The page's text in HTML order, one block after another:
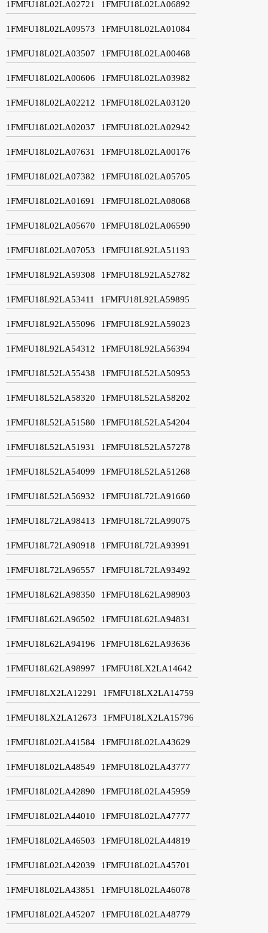
1FMFU18L02LA02721 1FMFU18L02LA06892
1FMFU18L02LA09573 1FMFU18L02LA01084
1FMFU18L02LA03507 1FMFU18L02LA00468
1FMFU18L02LA00606 1FMFU18L02LA03982
1FMFU18L02LA02212 1FMFU18L02LA03120
1FMFU18L02LA02037 1FMFU18L02LA02942
1FMFU18L02LA07631 1FMFU18L02LA00176
1FMFU18L02LA07382 1FMFU18L02LA05705
1FMFU18L02LA01691 1FMFU18L02LA08068
1FMFU18L02LA05670 1FMFU18L02LA06590
1FMFU18L02LA07053 1FMFU18L92LA51193
1FMFU18L92LA59308 1FMFU18L92LA52782
1FMFU18L92LA53411 1FMFU18L92LA59895
1FMFU18L92LA55096 1FMFU18L92LA59023
1FMFU18L92LA54312 1FMFU18L92LA56394
1FMFU18L52LA55438 1FMFU18L52LA50953
1FMFU18L52LA58320 1FMFU18L52LA58202
1FMFU18L52LA51580 1FMFU18L52LA54204
1FMFU18L52LA51931 1FMFU18L52LA57278
1FMFU18L52LA54099 1FMFU18L52LA51268
1FMFU18L52LA56932 1FMFU18L72LA91660
1FMFU18L72LA98413 1FMFU18L72LA99075
1FMFU18L72LA90918 1FMFU18L72LA93991
1FMFU18L72LA96557 1FMFU18L72LA93492
1FMFU18L62LA98350 1FMFU18L62LA98903
1FMFU18L62LA96502 1FMFU18L62LA94831
1FMFU18L62LA94196 1FMFU18L62LA93636
1FMFU18L62LA98997 1FMFU18LX2LA14642
1FMFU18LX2LA12291 1FMFU18LX2LA14759
1FMFU18LX2LA12673 1FMFU18LX2LA15796
1FMFU18L02LA41584 1FMFU18L02LA43629
1FMFU18L02LA48549 1FMFU18L02LA43777
1FMFU18L02LA42890 1FMFU18L02LA45959
1FMFU18L02LA44010 1FMFU18L02LA47777
1FMFU18L02LA46503 1FMFU18L02LA44819
1FMFU18L02LA42039 1FMFU18L02LA45701
1FMFU18L02LA43851 1FMFU18L02LA46078
1FMFU18L02LA45207 1FMFU18L02LA48779